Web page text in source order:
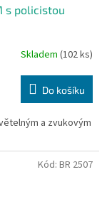
s policistou
Skladem (102 ks)
Do košíku
a zvukovým
Kód: BR 2507